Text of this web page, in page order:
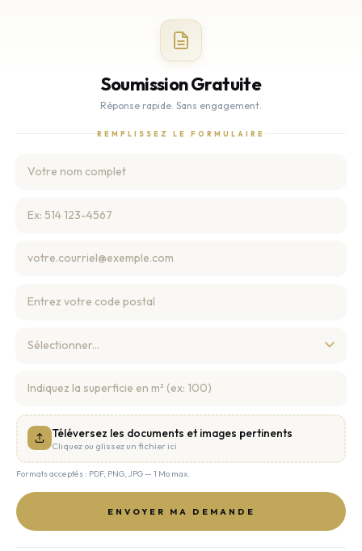
Soumission Gratuite
Réponse rapide. Sans engagement.
REMPLISSEZ LE FORMULAIRE
Téléversez les documents et images pertinents
Cliquez ou glissez un fichier ici
Formats acceptés : PDF, PNG, JPG — 1 Mo max.
ENVOYER MA DEMANDE